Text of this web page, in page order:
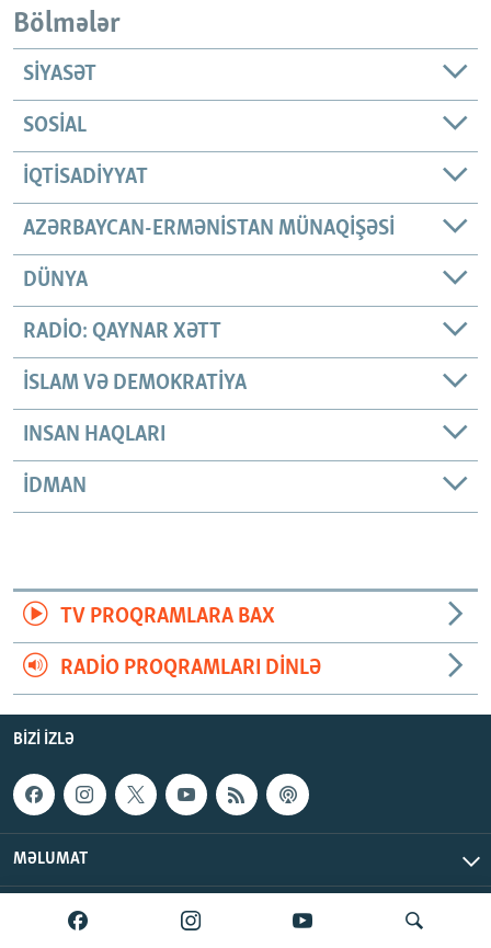
Bölmələr
SIYASƏT
SOSIAL
İQTISADIYYAT
AZƏRBAYCAN-ERMƏNISTAN MÜNAQIŞƏSI
DÜNYA
RADIO: QAYNAR XƏTT
İSLAM VƏ DEMOKRATIYA
INSAN HAQLARI
İDMAN
TV PROQRAMLARA BAX
RADIO PROQRAMLARI DINLƏ
BIZI IZLƏ
MƏLUMAT
AzadlıqRadiosu © 2026 Inc. | Bütün hüquqlar qorunur